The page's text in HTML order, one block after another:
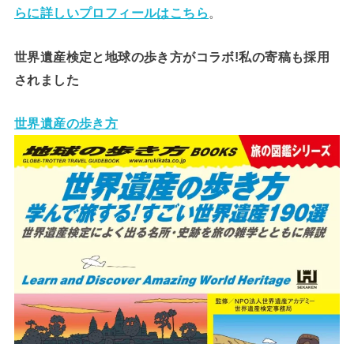
らに詳しいプロフィールはこちら 。
世界遺産検定と地球の歩き方がコラボ!私の寄稿も採用
されました
世界遺産の歩き方